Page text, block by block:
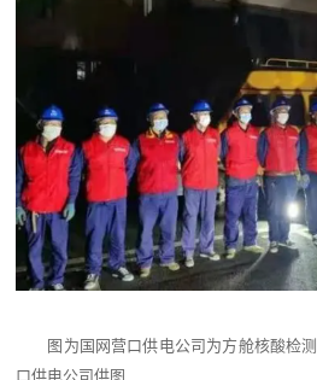
图为国网营口供电公司为方舱核酸检
口供电公司供图